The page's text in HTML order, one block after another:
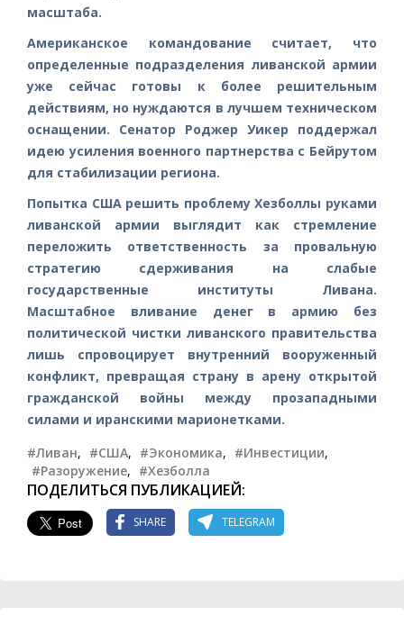
масштаба.
Американское командование считает, что
определенные подразделения ливанской армии
уже сейчас готовы к более решительным
действиям, но нуждаются в лучшем техническом
оснащении. Сенатор Роджер Уикер поддержал
идею усиления военного партнерства с Бейрутом
для стабилизации региона.
Попытка США решить проблему Хезболлы руками
ливанской армии выглядит как стремление
переложить ответственность за провальную
стратегию сдерживания на слабые
государственные институты Ливана.
Масштабное вливание денег в армию без
политической чистки ливанского правительства
лишь спровоцирует внутренний вооруженный
конфликт, превращая страну в арену открытой
гражданской войны между прозападными
силами и иранскими марионетками.
#Ливан, #США, #Экономика, #Инвестиции,
#Разоружение, #Хезболла
ПОДЕЛИТЬСЯ ПУБЛИКАЦИЕЙ:
SHARE TELEGRAM